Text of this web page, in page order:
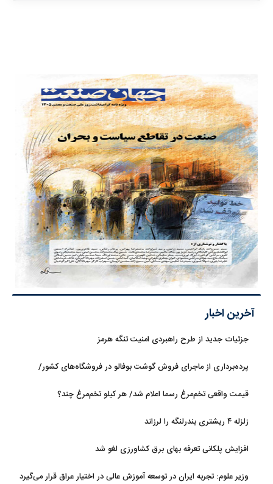
آخرین اخبار
جزئیات جدید از طرح راهبردی امنیت تنگه هرمز
پرده‌برداری از ماجرای فروش گوشت بوفالو در فروشگاه‌های کشور/
قیمت واقعی تخم‌مرغ رسما اعلام شد/ هر کیلو تخم‌مرغ چند؟
زلزله ۴ ریشتری بندرلنگه را لرزاند
افزایش پلکانی تعرفه بهای برق کشاورزی لغو شد
وزیر علوم: تجربه ایران در توسعه آموزش عالی در اختیار عراق قرار می‌گیرد